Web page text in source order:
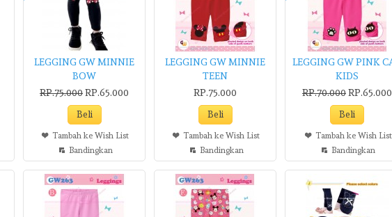
LEGGING GW MINNIE
BOW
RP.75.000RP.65.000
Tambah ke Wish List
Bandingkan
LEGGING GW MINNIE
TEEN
RP.75.000
Tambah ke Wish List
Bandingkan
LEGGING GW PINK
KIDS
RP.70.000RP.65.000
Tambah ke Wish List
Bandingkan